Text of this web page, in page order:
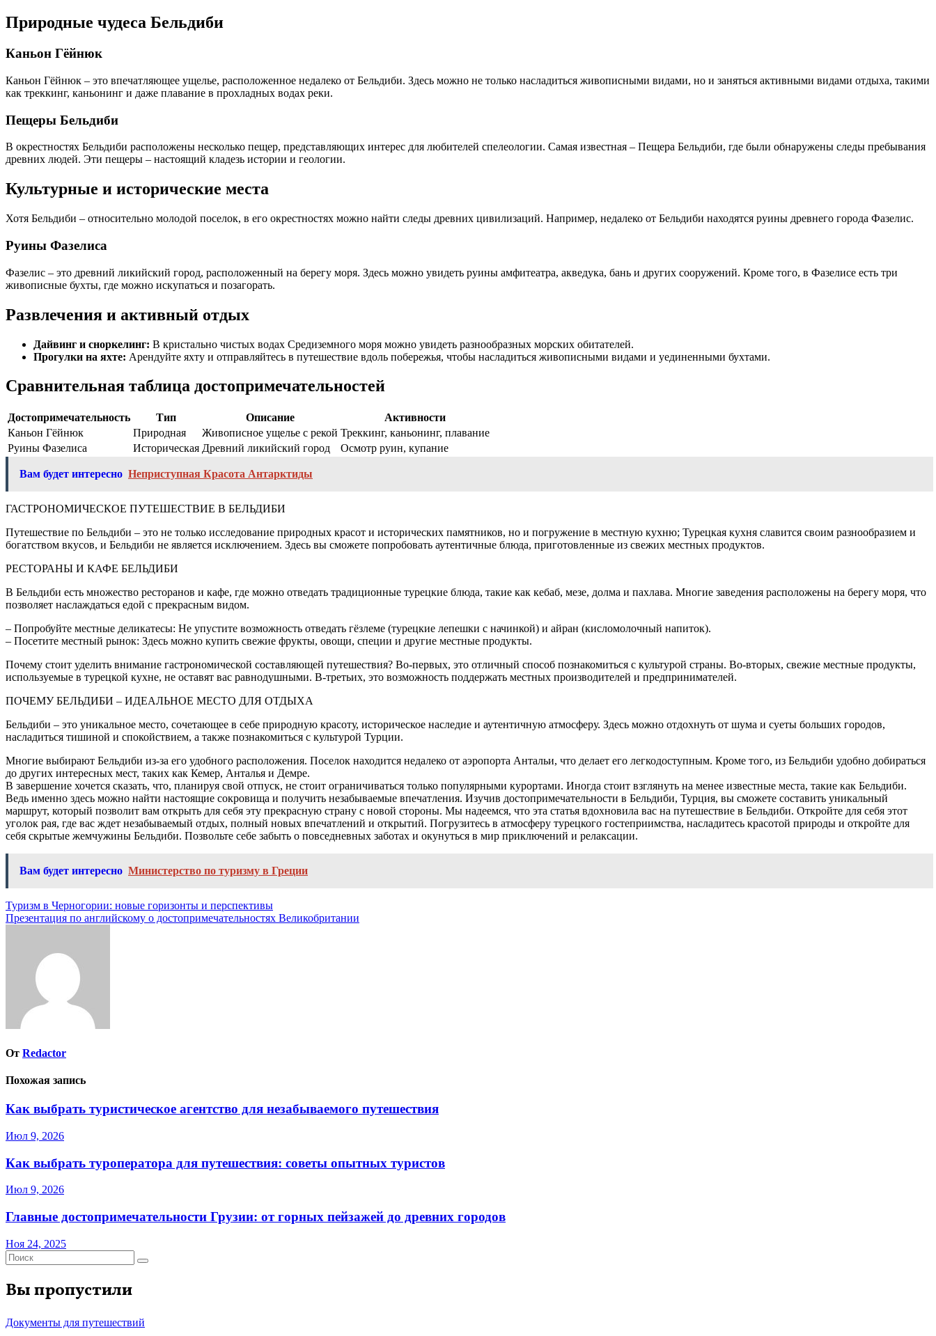
Природные чудеса Бельдиби
Каньон Гёйнюк
Каньон Гёйнюк – это впечатляющее ущелье, расположенное недалеко от Бельдиби. Здесь можно не только насладиться живописными видами, но и заняться активными видами отдыха, такими
как треккинг, каньонинг и даже плавание в прохладных водах реки.
Пещеры Бельдиби
В окрестностях Бельдиби расположены несколько пещер, представляющих интерес для любителей спелеологии. Самая известная – Пещера Бельдиби, где были обнаружены следы пребывания
древних людей. Эти пещеры – настоящий кладезь истории и геологии.
Культурные и исторические места
Хотя Бельдиби – относительно молодой поселок, в его окрестностях можно найти следы древних цивилизаций. Например, недалеко от Бельдиби находятся руины древнего города Фазелис.
Руины Фазелиса
Фазелис – это древний ликийский город, расположенный на берегу моря. Здесь можно увидеть руины амфитеатра, акведука, бань и других сооружений. Кроме того, в Фазелисе есть три
живописные бухты, где можно искупаться и позагорать.
Развлечения и активный отдых
Дайвинг и сноркелинг: В кристально чистых водах Средиземного моря можно увидеть разнообразных морских обитателей.
Прогулки на яхте: Арендуйте яхту и отправляйтесь в путешествие вдоль побережья, чтобы насладиться живописными видами и уединенными бухтами.
Сравнительная таблица достопримечательностей
Достопримечательность Тип Описание
Активности
Каньон Гёйнюк
Природная Живописное ущелье с рекой Треккинг, каньонинг, плавание
Руины Фазелиса
Историческая Древний ликийский город Осмотр руин, купание
Вам будет интересно Неприступная Красота Антарктиды
ГАСТРОНОМИЧЕСКОЕ ПУТЕШЕСТВИЕ В БЕЛЬДИБИ
Путешествие по Бельдиби – это не только исследование природных красот и исторических памятников, но и погружение в местную кухню; Турецкая кухня славится своим разнообразием и
богатством вкусов, и Бельдиби не является исключением. Здесь вы сможете попробовать аутентичные блюда, приготовленные из свежих местных продуктов.
РЕСТОРАНЫ И КАФЕ БЕЛЬДИБИ
В Бельдиби есть множество ресторанов и кафе, где можно отведать традиционные турецкие блюда, такие как кебаб, мезе, долма и пахлава. Многие заведения расположены на берегу моря, что
позволяет наслаждаться едой с прекрасным видом.
– Попробуйте местные деликатесы: Не упустите возможность отведать гёзлеме (турецкие лепешки с начинкой) и айран (кисломолочный напиток).
– Посетите местный рынок: Здесь можно купить свежие фрукты, овощи, специи и другие местные продукты.
Почему стоит уделить внимание гастрономической составляющей путешествия? Во-первых, это отличный способ познакомиться с культурой страны. Во-вторых, свежие местные продукты,
используемые в турецкой кухне, не оставят вас равнодушными. В-третьих, это возможность поддержать местных производителей и предпринимателей.
ПОЧЕМУ БЕЛЬДИБИ – ИДЕАЛЬНОЕ МЕСТО ДЛЯ ОТДЫХА
Бельдиби – это уникальное место, сочетающее в себе природную красоту, историческое наследие и аутентичную атмосферу. Здесь можно отдохнуть от шума и суеты больших городов,
насладиться тишиной и спокойствием, а также познакомиться с культурой Турции.
Многие выбирают Бельдиби из-за его удобного расположения. Поселок находится недалеко от аэропорта Антальи, что делает его легкодоступным. Кроме того, из Бельдиби удобно добираться
до других интересных мест, таких как Кемер, Анталья и Демре.
В завершение хочется сказать, что, планируя свой отпуск, не стоит ограничиваться только популярными курортами. Иногда стоит взглянуть на менее известные места, такие как Бельдиби.
Ведь именно здесь можно найти настоящие сокровища и получить незабываемые впечатления. Изучив достопримечательности в Бельдиби, Турция, вы сможете составить уникальный
маршрут, который позволит вам открыть для себя эту прекрасную страну с новой стороны. Мы надеемся, что эта статья вдохновила вас на путешествие в Бельдиби. Откройте для себя этот
уголок рая, где вас ждет незабываемый отдых, полный новых впечатлений и открытий. Погрузитесь в атмосферу турецкого гостеприимства, насладитесь красотой природы и откройте для
себя скрытые жемчужины Бельдиби. Позвольте себе забыть о повседневных заботах и окунуться в мир приключений и релаксации.
Вам будет интересно Министерство по туризму в Греции
Навигация
по
Туризм в Черногории: новые горизонты и перспективы
Презентация по английскому о достопримечательностях Великобритании
От Redactor
Похожая запись
Как выбрать туристическое агентство для незабываемого путешествия
Июл 9, 2026
Как выбрать туроператора для путешествия: советы опытных туристов
Июл 9, 2026
Главные достопримечательности Грузии: от горных пейзажей до древних городов
Ноя 24, 2025
Вы пропустили
Документы для путешествий